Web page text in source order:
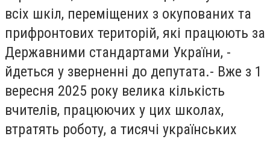
всіх шкіл, переміщених з окупованих та
прифронтових територій, які працюють за
Державними стандартами України, -
йдеться у зверненні до депутата.- Вже з 1
вересня 2025 року велика кількість
вчителів, працюючих у цих школах,
втратять роботу, а тисячі українських